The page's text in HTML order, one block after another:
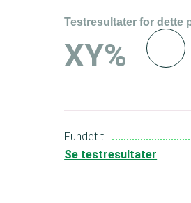
Testresultater for dette
XY%
Fundet til
Se testresultater